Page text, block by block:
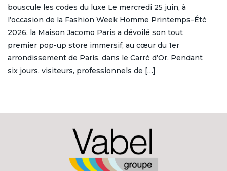
bouscule les codes du luxe Le mercredi 25 juin, à
l’occasion de la Fashion Week Homme Printemps–Été
2026, la Maison Jacomo Paris a dévoilé son tout
premier pop-up store immersif, au cœur du 1er
arrondissement de Paris, dans le Carré d’Or. Pendant
six jours, visiteurs, professionnels de […]